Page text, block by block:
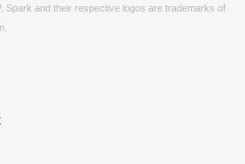
Spark and their respective logos are trademarks of